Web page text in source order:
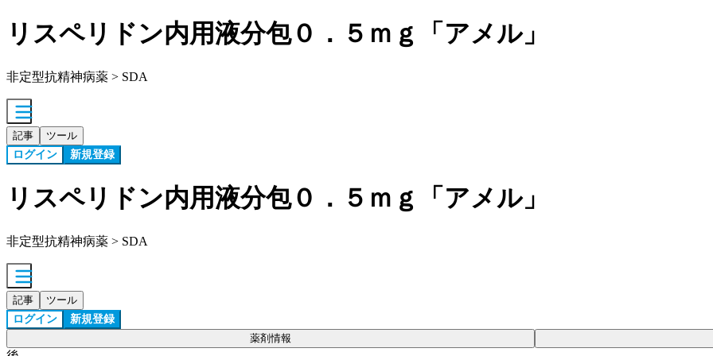
リスペリドン内用液分包０．５ｍｇ「アメル」
非定型抗精神病薬 > SDA
記事 ツール
ログイン 新規登録
リスペリドン内用液分包０．５ｍｇ「アメル」
非定型抗精神病薬 > SDA
記事 ツール
ログイン 新規登録
薬剤情報